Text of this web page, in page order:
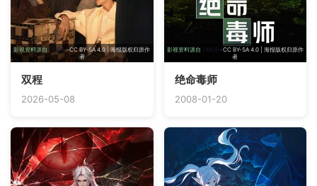
影视资料源自 TMDB· CC BY-SA 4.0 | 海报版权归原作
者
双程
2026-05-08
影视资料源自 TMDB· CC BY-SA 4.0 | 海报版权归原作
者
绝命毒师
2008-01-20